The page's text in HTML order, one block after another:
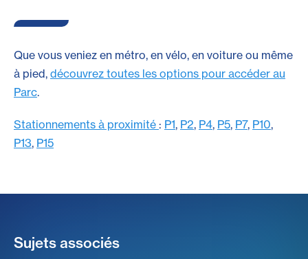
Que vous veniez en métro, en vélo, en voiture ou même
à pied, découvrez toutes les options pour accéder au
Parc.
Stationnements à proximité : P1, P2, P4, P5, P7, P10,
P13, P15
Sujets associés